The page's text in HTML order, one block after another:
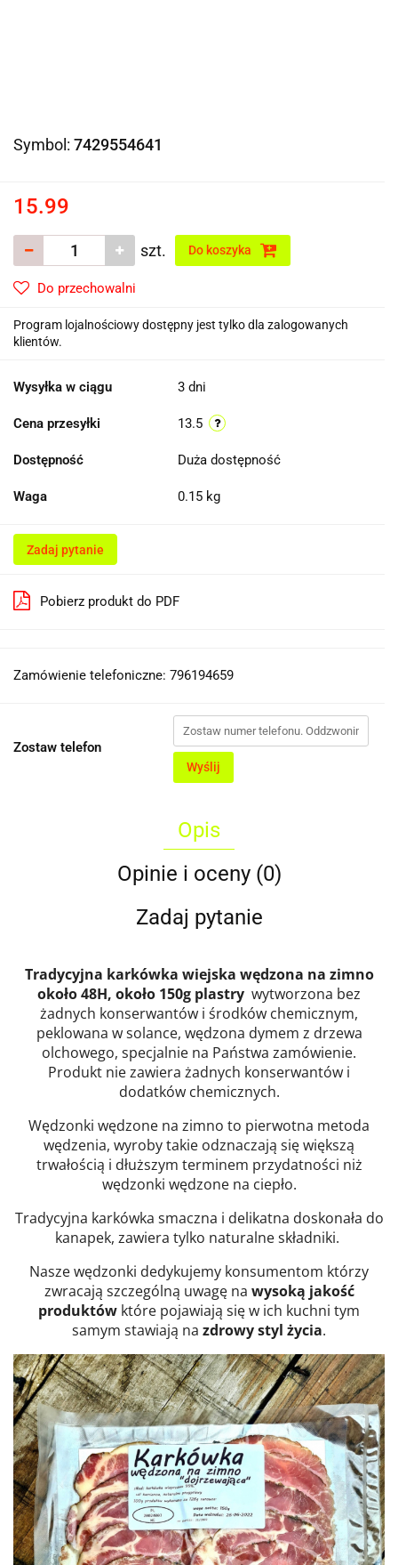
Symbol: 7429554641
15.99
szt. Do koszyka
Do przechowalni
Program lojalnościowy dostępny jest tylko dla zalogowanych
klientów.
Wysyłka w ciągu 3 dni
Cena przesyłki 13.5
Dostępność Duża dostępność
Waga 0.15 kg
Zadaj pytanie
Pobierz produkt do PDF
Zamówienie telefoniczne: 796194659
Zostaw telefon
Wyślij
Opis
Opinie i oceny (0)
Zadaj pytanie
Tradycyjna karkówka wiejska wędzona na zimno
około 48H, około 150g plastry wytworzona bez
żadnych konserwantów i środków chemicznym,
peklowana w solance, wędzona dymem z drzewa
olchowego, specjalnie na Państwa zamówienie.
Produkt nie zawiera żadnych konserwantów i
dodatków chemicznych.
Wędzonki wędzone na zimno to pierwotna metoda
wędzenia, wyroby takie odznaczają się większą
trwałością i dłuższym terminem przydatności niż
wędzonki wędzone na ciepło.
Tradycyjna karkówka smaczna i delikatna doskonała do
kanapek, zawiera tylko naturalne składniki.
Nasze wędzonki dedykujemy konsumentom którzy
zwracają szczególną uwagę na wysoką jakość
produktów które pojawiają się w ich kuchni tym
samym stawiają na zdrowy styl życia.